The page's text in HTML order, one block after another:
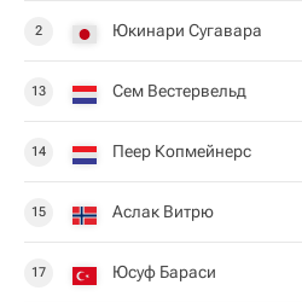
2 Юкинари Сугавара
13 Сем Вестервельд
14 Пеер Копмейнерс
15 Аслак Витрю
17 Юсуф Бараси